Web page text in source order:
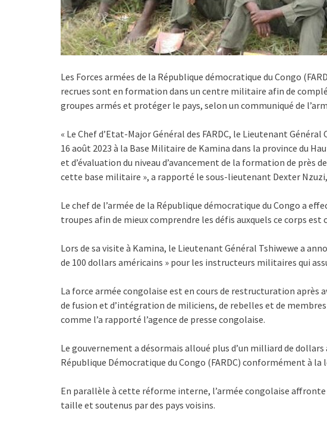
Les Forces armées de la République démocratique du Congo
recrues sont en formation dans un centre militaire afin de
groupes armés et protéger le pays, selon un communiqué de
« Le Chef d’Etat-Major Général des FARDC, le Lieutenant
16 août 2023 à la Base Militaire de Kamina dans la province du
et d’évaluation du niveau d’avancement de la formation de près
cette base militaire », a rapporté le sous-lieutenant Dexter
Le chef de l’armée de la République démocratique du Congo a
troupes afin de mieux comprendre les défis auxquels ce corps
Lors de sa visite à Kamina, le Lieutenant Général Tshiwewe a
de 100 dollars américains » pour les instructeurs militaires qui
La force armée congolaise est en cours de restructuration après
de fusion et d’intégration de miliciens, de rebelles et de membres
comme l’a rapporté l’agence de presse congolaise.
Le gouvernement a désormais alloué plus d’un milliard de dollars
République Démocratique du Congo (FARDC) conformément à
En parallèle à cette réforme interne, l’armée congolaise
taille et soutenus par des pays voisins.